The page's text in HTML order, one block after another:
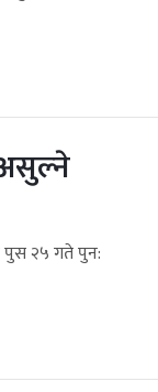
असुल्ने
पुस २५ गते पुन: